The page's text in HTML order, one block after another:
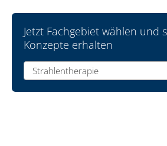
Jetzt Fachgebiet wählen und
Konzepte erhalten
Strahlentherapie